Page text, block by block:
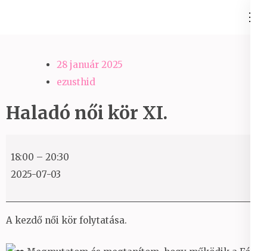
28 január 2025
ezusthid
Haladó női kör XI.
női
kör
18:00 – 20:30
2025-07-03
A kezdő női kör folytatása.